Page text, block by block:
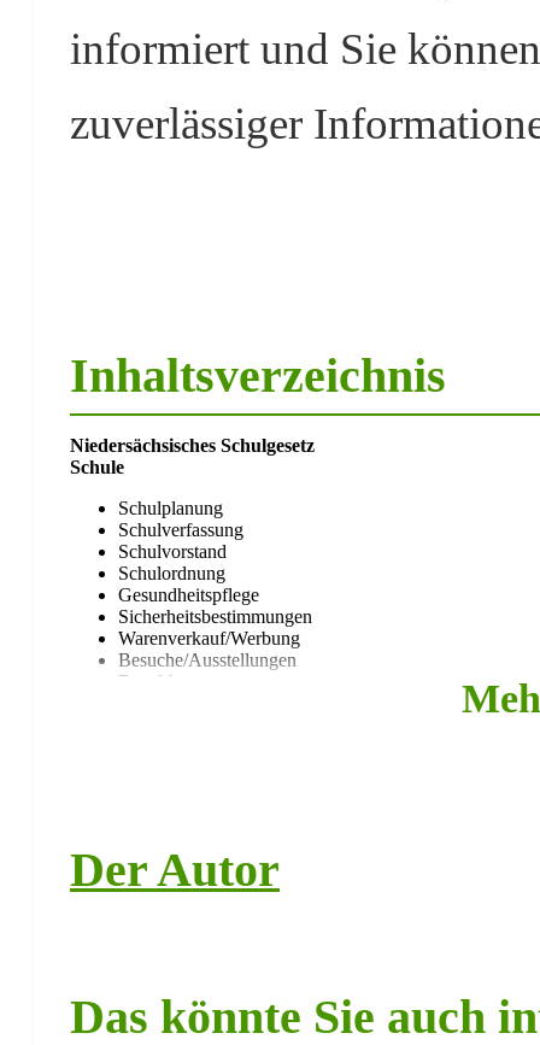
informiert und Sie
zuverlässiger
Inhaltsverzeichnis
Niedersächsisches Schulgesetz
Schule
Schulplanung
Schulverfassung
Schulvorstand
Schulordnung
Gesundheitspflege
Sicherheitsbestimmungen
Warenverkauf/Werbung
Besuche/Ausstellungen
Berufsberatung
Schulausschüsse
Bauaufsicht
Schulaufsicht
Niedersächsisches Beamtengesetz
Laufbahnrecht
Der Autor
Das könnte Sie auch